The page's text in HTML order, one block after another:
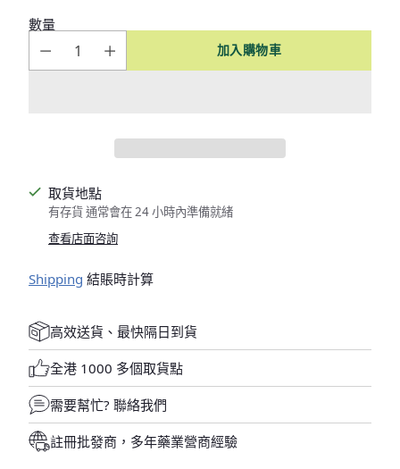
數量
加入購物車
取貨地點
有存貨 通常會在 24 小時內準備就緒
查看店面咨詢
Shipping 結賬時計算
高效送貨、最快隔日到貨
全港 1000 多個取貨點
需要幫忙? 聯絡我們
註冊批發商，多年藥業營商經驗